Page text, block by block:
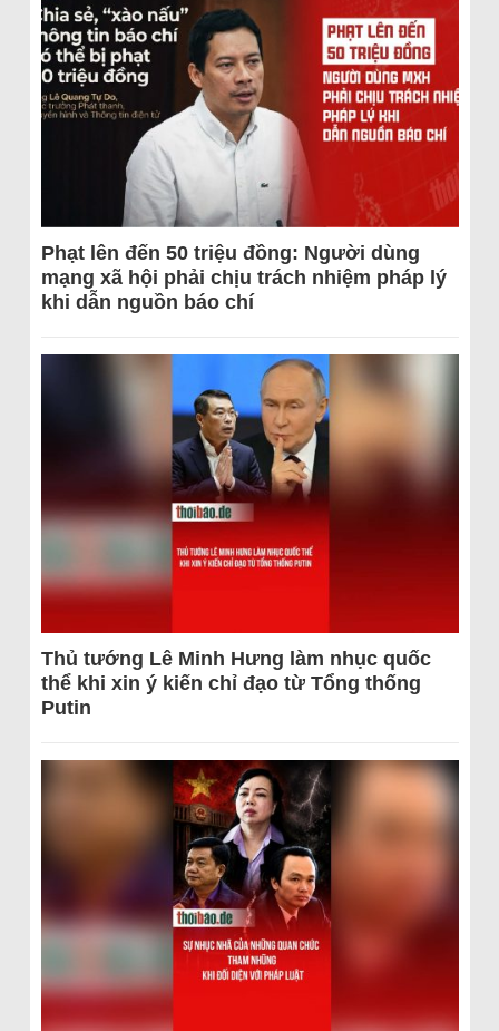
Phạt lên đến 50 triệu đồng: Người dùng
mạng xã hội phải chịu trách nhiệm pháp lý
khi dẫn nguồn báo chí
Thủ tướng Lê Minh Hưng làm nhục quốc
thể khi xin ý kiến chỉ đạo từ Tổng thống
Putin